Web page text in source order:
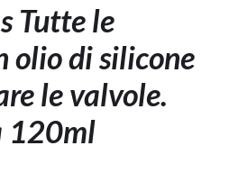
Tutte le
olio di silicone
le valvole.
120ml